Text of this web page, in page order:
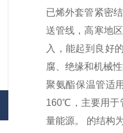
已烯外套管紧密
送管线，高寒地
入，能起到良好
腐、绝缘和机械性
聚氨酯保温管适
160℃，主要用于
量能源。 的结构